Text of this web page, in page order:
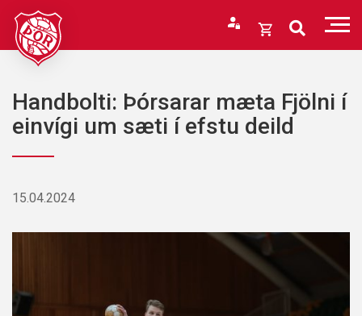
Fara
efni
Opna
Karfan þín
Loka
Karfan er tóm.
Handbolti: Þórsarar mæta Fjölni í
einvígi um sæti í efstu deild
15.04.2024